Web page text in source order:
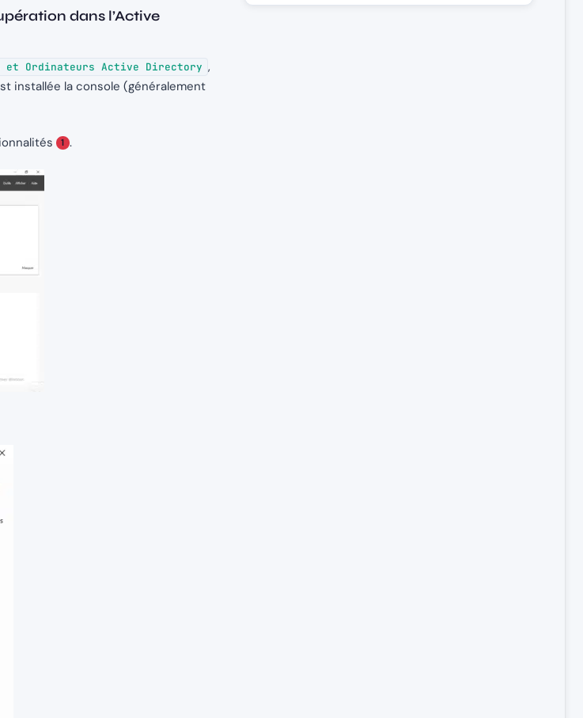
dans l’Active
Ordinateurs Active Directory ,
installée la console (généralement
1 .